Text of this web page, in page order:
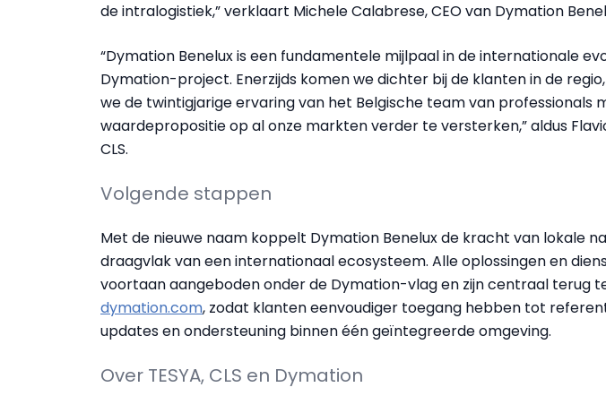
de intralogistiek,” verklaart Michele Calabrese, CEO van Dymation
“Dymation Benelux is een fundamentele mijlpaal in de internationale
Dymation-project. Enerzijds komen we dichter bij de klanten in de
we de twintigjarige ervaring van het Belgische team van professionals
waardepropositie op al onze markten verder te versterken,” aldus
CLS.
Volgende stappen
Met de nieuwe naam koppelt Dymation Benelux de kracht van lokale
draagvlak van een internationaal ecosysteem. Alle oplossingen en
voortaan aangeboden onder de Dymation-vlag en zijn centraal terug
dymation.com, zodat klanten eenvoudiger toegang hebben tot
updates en ondersteuning binnen één geïntegreerde omgeving.
Over TESYA, CLS en Dymation